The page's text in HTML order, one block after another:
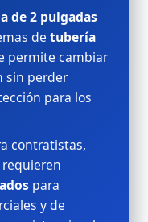
de 2 pulgadas
de tubería
permite cambiar
sin perder
para los
contratistas,
para
y de